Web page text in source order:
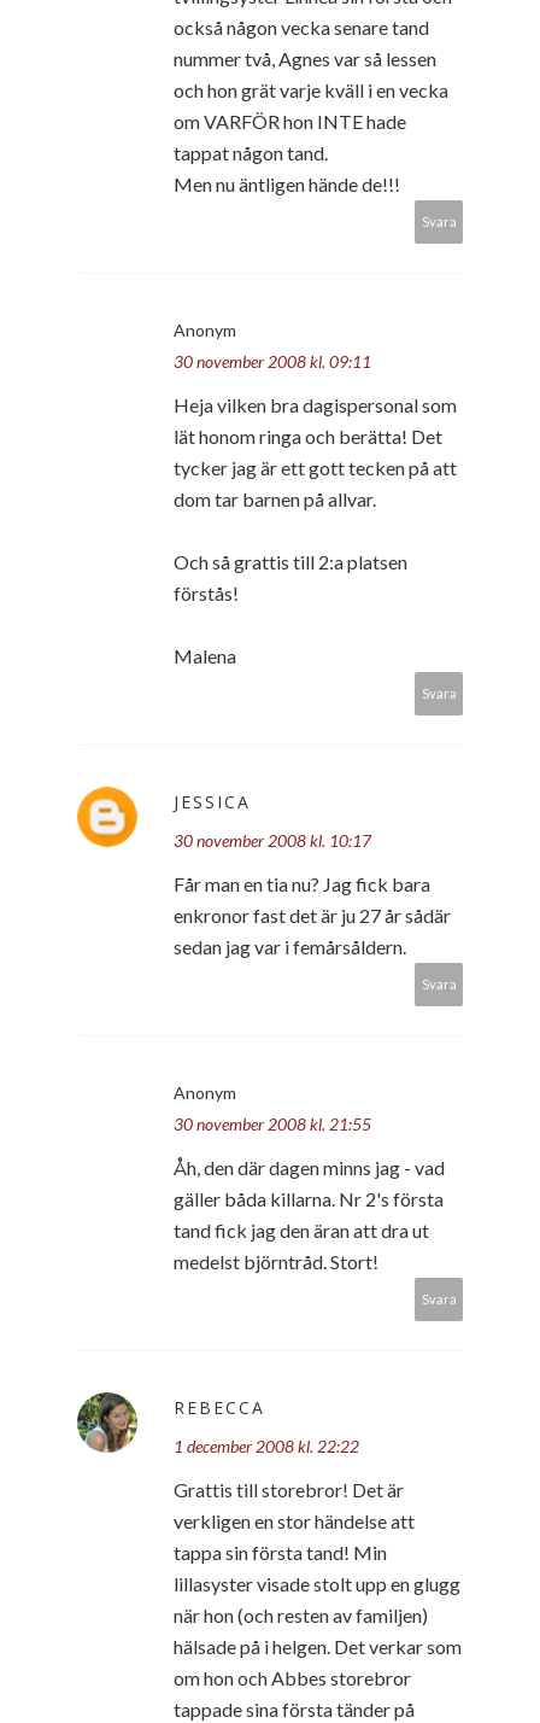
också någon vecka senare tand
nummer två, Agnes var så lessen
och hon grät varje kväll i en vecka
om VARFÖR hon INTE hade
tappat någon tand.
Men nu äntligen hände de!!!
Svara
Anonym
30 november 2008 kl. 09:11
Heja vilken bra dagispersonal som
lät honom ringa och berätta! Det
tycker jag är ett gott tecken på att
dom tar barnen på allvar.
Och så grattis till 2:a platsen
förstås!
Malena
Svara
JESSICA
30 november 2008 kl. 10:17
Får man en tia nu? Jag fick bara
enkronor fast det är ju 27 år sådär
sedan jag var i femårsåldern.
Svara
Anonym
30 november 2008 kl. 21:55
Åh, den där dagen minns jag - vad
gäller båda killarna. Nr 2's första
tand fick jag den äran att dra ut
medelst björntråd. Stort!
Svara
REBECCA
1 december 2008 kl. 22:22
Grattis till storebror! Det är
verkligen en stor händelse att
tappa sin första tand! Min
lillasyster visade stolt upp en glugg
när hon (och resten av familjen)
hälsade på i helgen. Det verkar som
om hon och Abbes storebror
tappade sina första tänder på